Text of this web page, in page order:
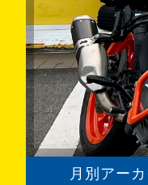
月別アー